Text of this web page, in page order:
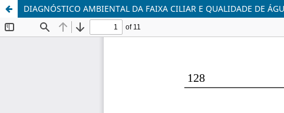
DIAGNÓSTICO AMBIENTAL DA FAIXA CILIAR E QUALIDADE DE